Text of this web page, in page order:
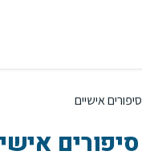
סיפורים אישיים
סיפורים